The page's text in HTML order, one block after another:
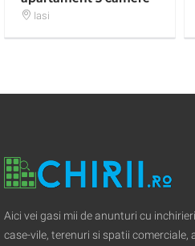
decomandat
Iasi
Aici vei gasi mii de anunturi cu
case-vile, terenuri si spatii